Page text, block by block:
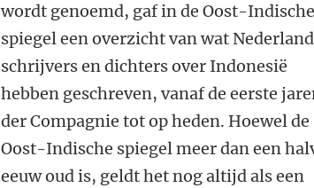
wordt genoemd, gaf in de Oost-Indische
spiegel een overzicht van wat
schrijvers en dichters over Indonesië
hebben geschreven, vanaf de eerste
der Compagnie tot op heden. Hoewel de
Oost-Indische spiegel meer dan een
eeuw oud is, geldt het nog altijd als een